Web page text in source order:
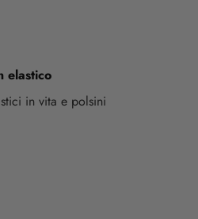
elastico
in vita e polsini